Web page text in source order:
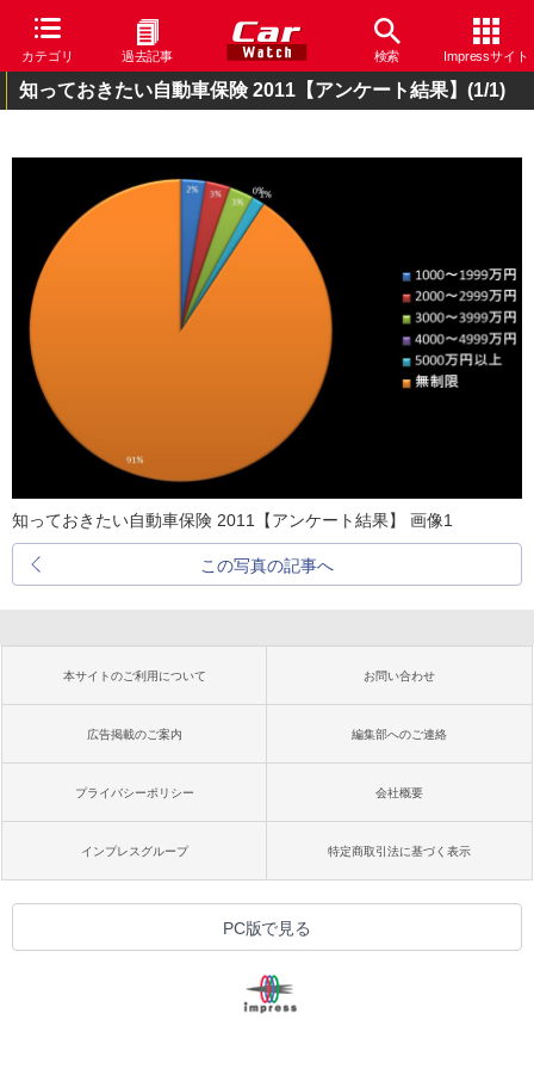
カテゴリ 過去記事 検索 Impressサイト
知っておきたい自動車保険 2011【アンケート結果】 (1/1)
知っておきたい自動車保険 2011【アンケート結果】 画像1
この写真の記事へ
本サイトのご利用について お問い合わせ
広告掲載のご案内 編集部へのご連絡
プライバシーポリシー 会社概要
インプレスグループ 特定商取引法に基づく表示
PC版で見る